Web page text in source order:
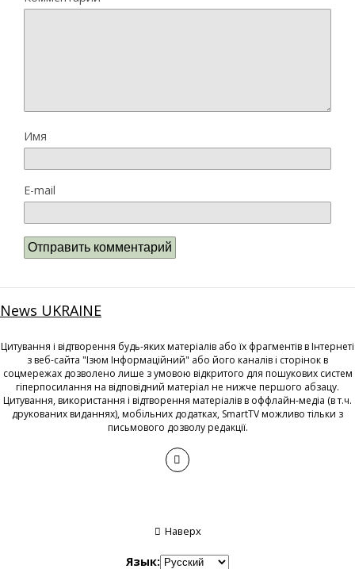
Имя
E-mail
News UKRAINE
Цитування і відтворення будь-яких матеріалів або їх фрагментів в Інтернеті
з веб-сайта "Ізюм Інформаційний" або його каналів і сторінок в
соцмережах дозволено лише з умовою відкритого для пошукових систем
гіперпосилання на відповідний матеріал не нижче першого абзацу.
Цитування, використання і відтворення матеріалів в оффлайн-медіа (в т.ч.
друкованих виданнях), мобільних додатках, SmartTV можливо тільки з
письмового дозволу редакції.
Наверх
Язык: